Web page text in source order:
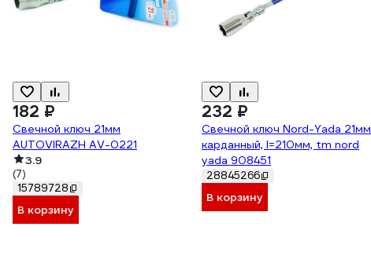
182 ₽
Свечной ключ 21мм
AUTOVIRAZH AV-0221
3.9
(7)
15789728
В корзину
232 ₽
Свечной ключ Nord-Yada 21мм
карданный, l=210мм, tm nord
yada 908451
28845266
В корзину